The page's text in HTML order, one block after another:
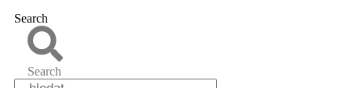
Search
Search